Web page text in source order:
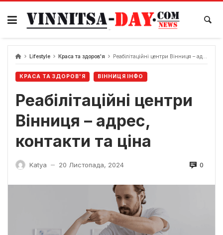
Skip
content
Lifestyle Краса та здоров'я Реабілітаційні центри Вінниця – адрес, контакти та ціна
КРАСА ТА ЗДОРОВ'Я ВІННИЦЯ ІНФО
Реабілітаційні центри
Вінниця – адрес,
контакти та ціна
Katya — 20 Листопада, 2024 0